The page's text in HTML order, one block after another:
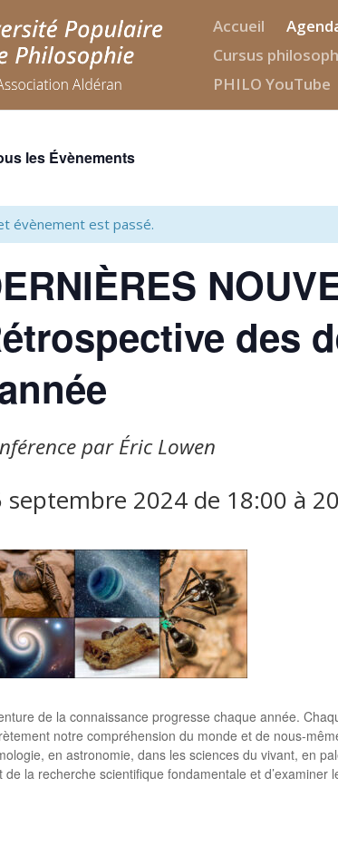
Accueil
Cursus
PHILO YouTube
les Évènements
évènement est passé.
des
par Éric Lowen
septembre 2024 de 18:00 à
de la connaissance progresse chaque année.
notre compréhension du monde et de nous-
en astronomie, dans les sciences du vivant, en
de la recherche scientifique fondamentale et